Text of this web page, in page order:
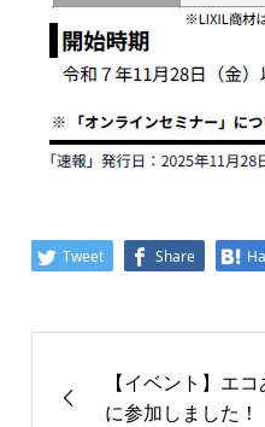
Tweet Share
【イベント】エ
に参加しました！